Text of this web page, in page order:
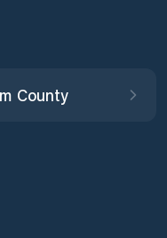
County